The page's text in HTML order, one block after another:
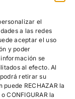
el
a las redes
aceptar el uso
y poder
se
al efecto. Al
podrá retirar su
RECHAZAR la
CONFIGURAR la
y
de